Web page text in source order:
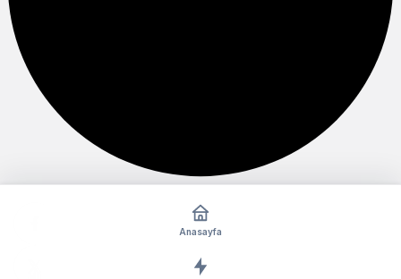
Anasayfa